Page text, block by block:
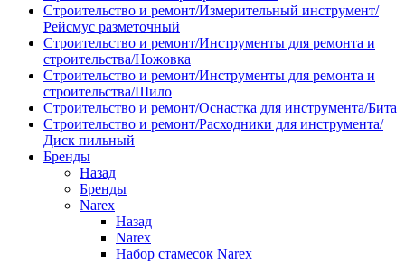
Строительство и ремонт/Измерительный инструмент/
Рейсмус разметочный
Строительство и ремонт/Инструменты для ремонта и
строительства/Ножовка
Строительство и ремонт/Инструменты для ремонта и
строительства/Шило
Строительство и ремонт/Оснастка для инструмента/Бита
Строительство и ремонт/Расходники для инструмента/
Диск пильный
Бренды
Назад
Бренды
Narex
Назад
Narex
Набор стамесок Narex